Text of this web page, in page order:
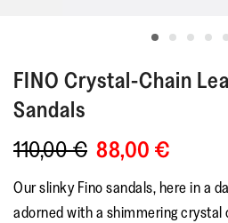
FINO Crystal-Chain
Sandals
110,00 € 88,00 €
Our slinky Fino sandals, here in a
adorned with a shimmering crystal